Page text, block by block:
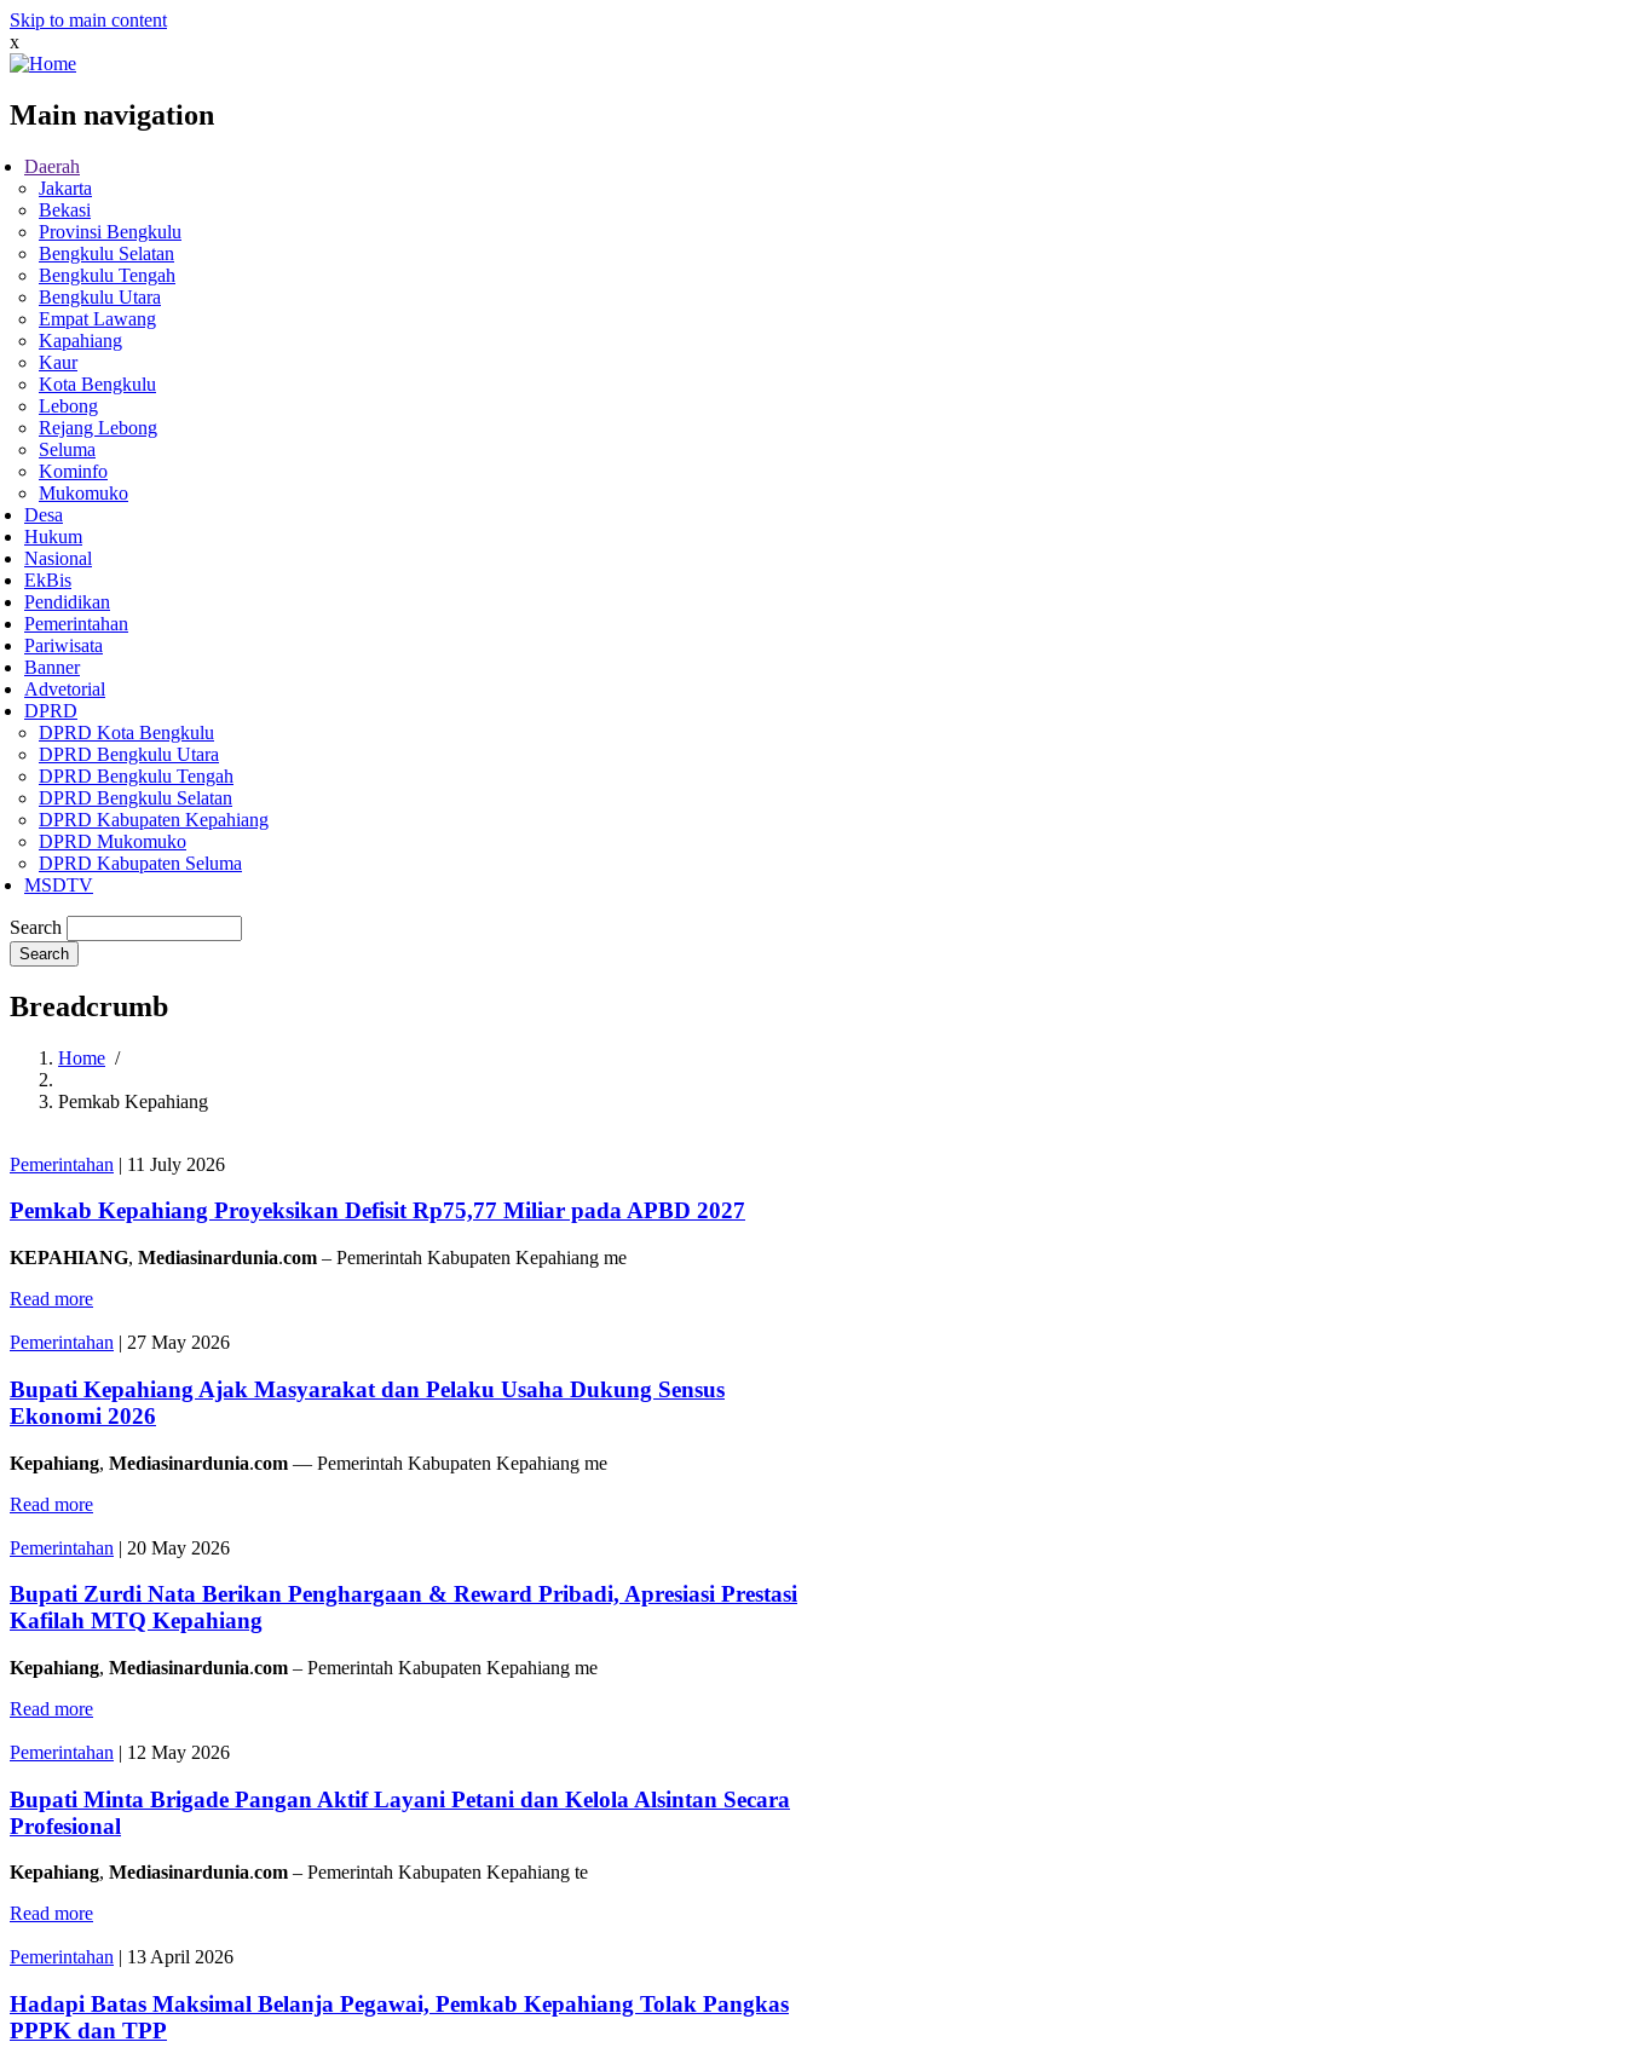
Skip to main content
x
Main navigation
Daerah
Jakarta
Bekasi
Provinsi Bengkulu
Bengkulu Selatan
Bengkulu Tengah
Bengkulu Utara
Empat Lawang
Kapahiang
Kaur
Kota Bengkulu
Lebong
Rejang Lebong
Seluma
Kominfo
Mukomuko
Desa
Hukum
Nasional
EkBis
Pendidikan
Pemerintahan
Pariwisata
Banner
Advetorial
DPRD
DPRD Kota Bengkulu
DPRD Bengkulu Utara
DPRD Bengkulu Tengah
DPRD Bengkulu Selatan
DPRD Kabupaten Kepahiang
DPRD Mukomuko
DPRD Kabupaten Seluma
MSDTV
Search
Breadcrumb
Home /
Pemkab Kepahiang
Pemerintahan | 11 July 2026
Pemkab Kepahiang Proyeksikan Defisit Rp75,77 Miliar pada APBD 2027
KEPAHIANG, Mediasinardunia.com – Pemerintah Kabupaten Kepahiang me
Read more
Pemerintahan | 27 May 2026
Bupati Kepahiang Ajak Masyarakat dan Pelaku Usaha Dukung Sensus
Ekonomi 2026
Kepahiang, Mediasinardunia.com — Pemerintah Kabupaten Kepahiang me
Read more
Pemerintahan | 20 May 2026
Bupati Zurdi Nata Berikan Penghargaan & Reward Pribadi, Apresiasi Prestasi
Kafilah MTQ Kepahiang
Kepahiang, Mediasinardunia.com – Pemerintah Kabupaten Kepahiang me
Read more
Pemerintahan | 12 May 2026
Bupati Minta Brigade Pangan Aktif Layani Petani dan Kelola Alsintan Secara
Profesional
Kepahiang, Mediasinardunia.com – Pemerintah Kabupaten Kepahiang te
Read more
Pemerintahan | 13 April 2026
Hadapi Batas Maksimal Belanja Pegawai, Pemkab Kepahiang Tolak Pangkas
PPPK dan TPP